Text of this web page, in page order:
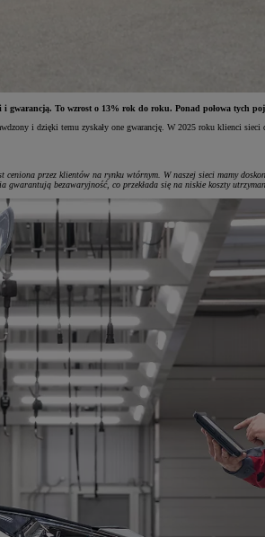
To wzrost o 13% rok do roku. Ponad połowa tych
i dzięki temu zyskały one gwarancję. W 2025 roku klienci
przez klientów na rynku wtórnym. W naszej sieci mamy
bezawaryjność, co przekłada się na niskie koszty